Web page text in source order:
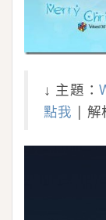
↓ 主題：
點我 | 解